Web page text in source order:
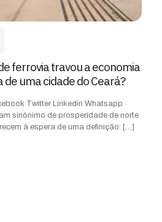
ferrovia travou a economia
de uma cidade do Ceará?
Twitter Linkedin Whatsapp
sinônimo de prosperidade de norte
à espera de uma definição: […]